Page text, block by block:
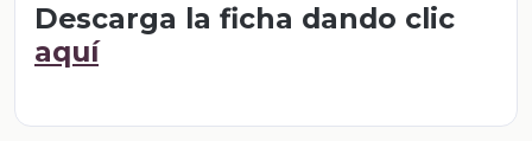
Descarga la ficha dando clic
aquí